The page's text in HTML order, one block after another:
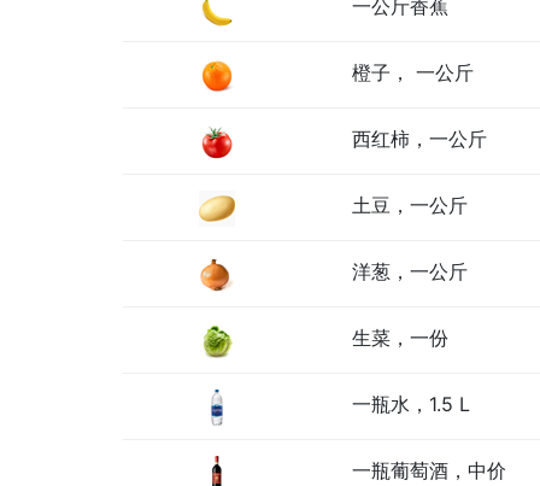
一公斤香蕉
橙子， 一公斤
西红柿，一公斤
土豆，一公斤
洋葱，一公斤
生菜，一份
一瓶水，1.5 L
一瓶葡萄酒，中价